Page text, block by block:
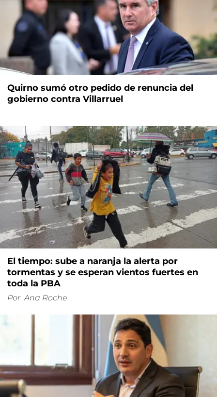
Quirno sumó otro pedido de renuncia del
gobierno contra Villarruel
El tiempo: sube a naranja la alerta por
tormentas y se esperan vientos fuertes en
toda la PBA
Por Ana Roche